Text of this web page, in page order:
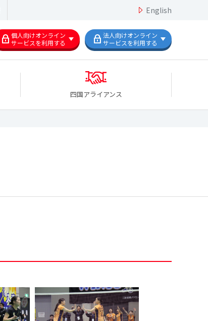
English
個人向けオンライン
サービスを利用する
法人向けオンライン
サービスを利用する
四国アライアンス